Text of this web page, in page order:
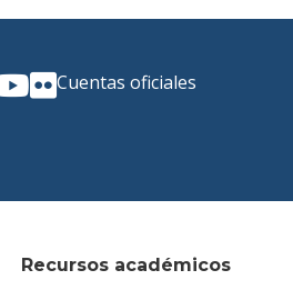
Recursos académicos
Cuentas oficiales